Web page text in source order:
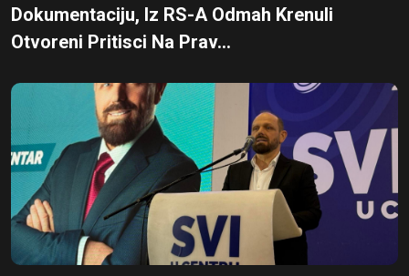
Dokumentaciju, Iz RS-A Odmah Krenuli
Otvoreni Pritisci Na Prav...